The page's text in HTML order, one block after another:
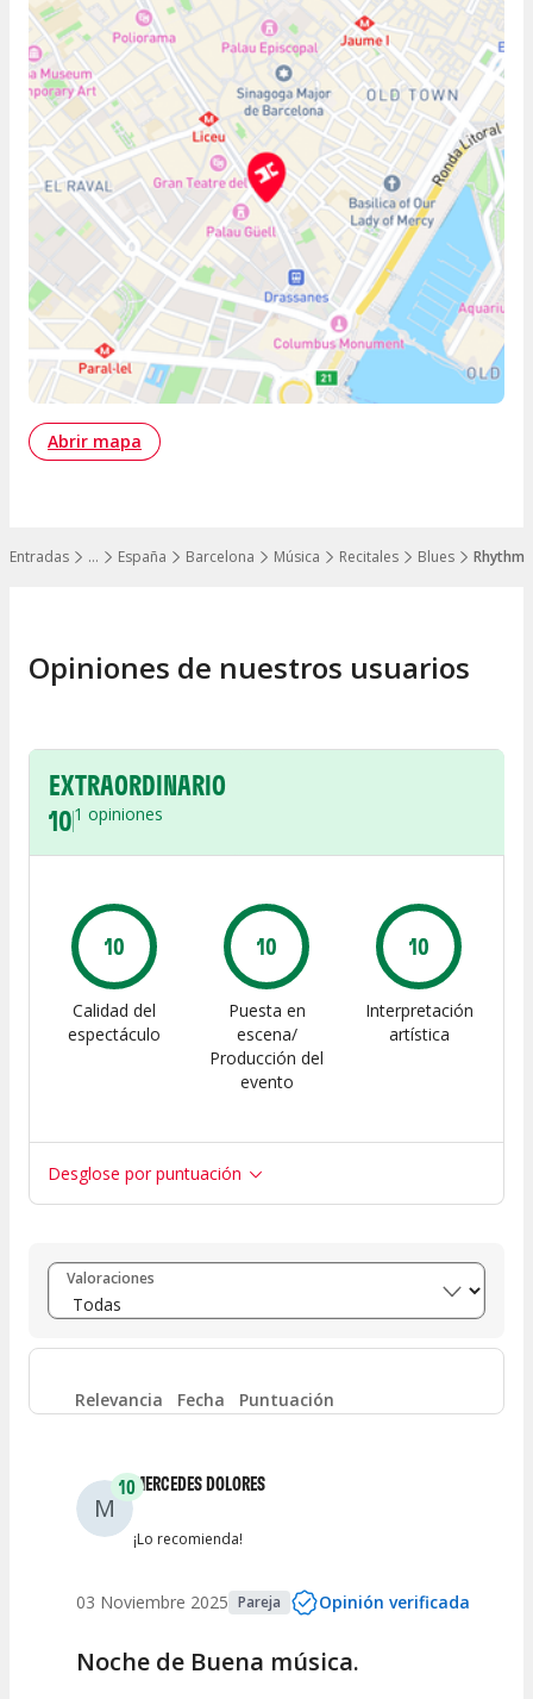
…
Mostrar todos los niveles
Entradas España Barcelona Música Recitales Blues Rhythm
Abrir mapa
Opiniones de nuestros usuarios
EXTRAORDINARIO
101 opiniones
10
Calidad del
espectáculo
10
Puesta en
escena/
Producción del
evento
10
Interpretación
artística
Desglose por puntuación
Entre 8 y 10 (1)
Entre 6 y 8 (0)
Entre 4 y 6 0
Entre 0 y 2
Valoraciones
Relevancia Fecha Puntuación
M
10MERCEDES DOLORES
¡Lo recomienda!
03 Noviembre 2025 Pareja Opinión verificada
Noche de Buena música.